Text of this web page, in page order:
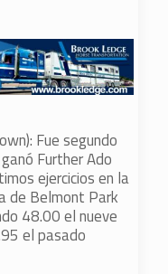
Fue segundo
Further Ado
ejercicios en la
de Belmont Park
48.00 el nueve
el pasado